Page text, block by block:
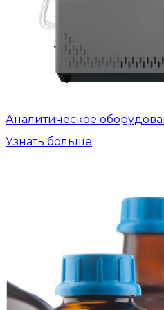
Аналитическое
Узнать больше